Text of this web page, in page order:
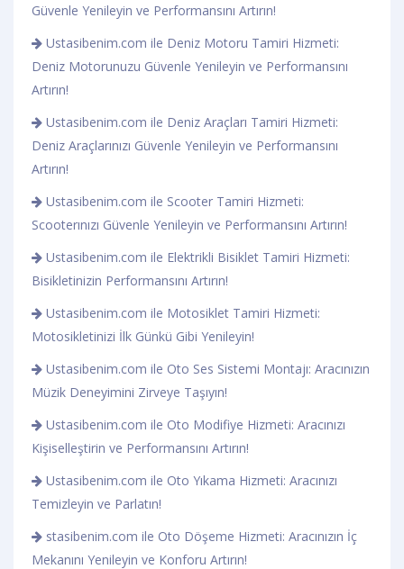
Güvenle Yenileyin ve Performansını Artırın!
Ustasibenim.com ile Deniz Motoru Tamiri Hizmeti:
Deniz Motorunuzu Güvenle Yenileyin ve Performansını
Artırın!
Ustasibenim.com ile Deniz Araçları Tamiri Hizmeti:
Deniz Araçlarınızı Güvenle Yenileyin ve Performansını
Artırın!
Ustasibenim.com ile Scooter Tamiri Hizmeti:
Scooterınızı Güvenle Yenileyin ve Performansını Artırın!
Ustasibenim.com ile Elektrikli Bisiklet Tamiri Hizmeti:
Bisikletinizin Performansını Artırın!
Ustasibenim.com ile Motosiklet Tamiri Hizmeti:
Motosikletinizi İlk Günkü Gibi Yenileyin!
Ustasibenim.com ile Oto Ses Sistemi Montajı: Aracınızın
Müzik Deneyimini Zirveye Taşıyın!
Ustasibenim.com ile Oto Modifiye Hizmeti: Aracınızı
Kişiselleştirin ve Performansını Artırın!
Ustasibenim.com ile Oto Yıkama Hizmeti: Aracınızı
Temizleyin ve Parlatın!
stasibenim.com ile Oto Döşeme Hizmeti: Aracınızın İç
Mekanını Yenileyin ve Konforu Artırın!